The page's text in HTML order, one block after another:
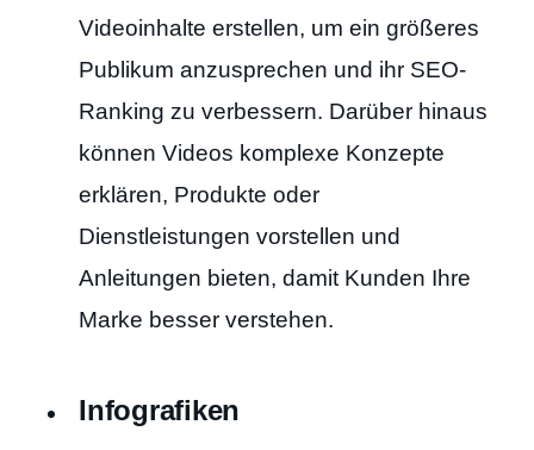
Videoinhalte erstellen, um ein größeres
Publikum anzusprechen und ihr SEO-
Ranking zu verbessern. Darüber hinaus
können Videos komplexe Konzepte
erklären, Produkte oder
Dienstleistungen vorstellen und
Anleitungen bieten, damit Kunden Ihre
Marke besser verstehen.
Infografiken